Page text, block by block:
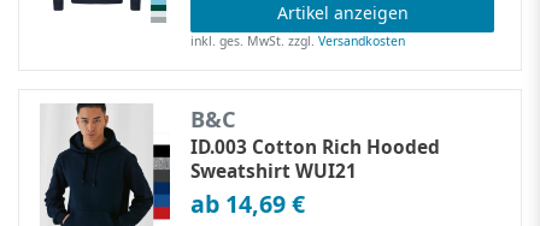
Artikel anzeigen
inkl. ges. MwSt. zzgl.Versandkosten
B&C
ID.003 Cotton Rich Hooded
Sweatshirt WUI21
ab 14,69 €